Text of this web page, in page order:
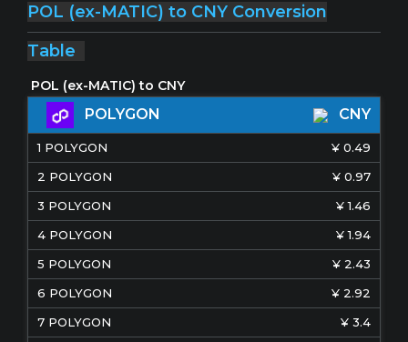
POL (ex-MATIC) to CNY Conversion
Table
POLYGON CNY
1 POLYGON ¥ 0.49
2 POLYGON ¥ 0.97
3 POLYGON ¥1.46
4 POLYGON ¥1.94
5 POLYGON ¥ 2.43
6 POLYGON ¥ 2.92
7 POLYGON ¥ 3.4